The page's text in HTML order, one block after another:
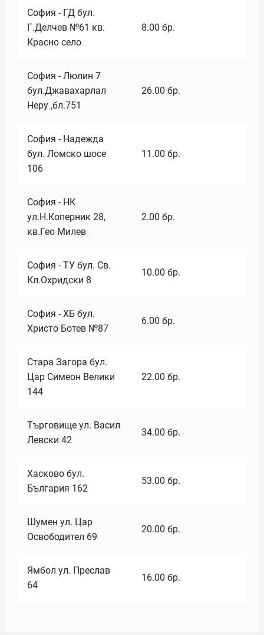
София - ГД бул.
Г.Делчев №61 кв.
Красно село
8.00 бр.
София - Люлин 7
бул.Джавахарлал
Неру ,бл.751
26.00 бр.
София - Надежда
бул. Ломско шосе
106
11.00 бр.
София - НК
ул.Н.Коперник 28,
кв.Гео Милев
2.00 бр.
София - ТУ бул. Св.
Кл.Охридски 8
10.00 бр.
София - ХБ бул.
Христо Ботев №87
6.00 бр.
Стара Загора бул.
Цар Симеон Велики
144
22.00 бр.
Търговище ул. Васил
Левски 42
34.00 бр.
Хасково бул.
България 162
53.00 бр.
Шумен ул. Цар
Освободител 69
20.00 бр.
Ямбол ул. Преслав
64
16.00 бр.